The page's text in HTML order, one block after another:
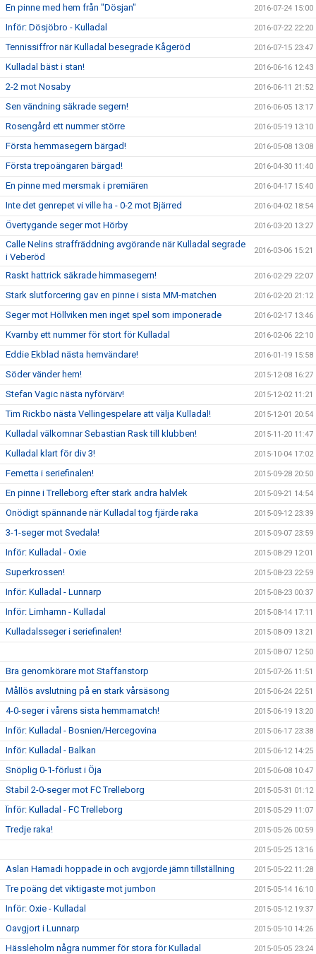
En pinne med hem från "Dösjan" 2016-07-24 15:00
Inför: Dösjöbro - Kulladal 2016-07-22 22:20
Tennissiffror när Kulladal besegrade Kågeröd 2016-07-15 23:47
Kulladal bäst i stan! 2016-06-16 12:43
2-2 mot Nosaby 2016-06-11 21:52
Sen vändning säkrade segern! 2016-06-05 13:17
Rosengård ett nummer större 2016-05-19 13:10
Första hemmasegern bärgad! 2016-05-08 13:08
Första trepoängaren bärgad! 2016-04-30 11:40
En pinne med mersmak i premiären 2016-04-17 15:40
Inte det genrepet vi ville ha - 0-2 mot Bjärred 2016-04-02 18:54
Övertygande seger mot Hörby 2016-03-20 13:27
Calle Nelins straffräddning avgörande när Kulladal segrade
i Veberöd
2016-03-06 15:21
Raskt hattrick säkrade himmasegern! 2016-02-29 22:07
Stark slutforcering gav en pinne i sista MM-matchen 2016-02-20 21:12
Seger mot Höllviken men inget spel som imponerade 2016-02-17 13:46
Kvarnby ett nummer för stort för Kulladal 2016-02-06 22:10
Eddie Ekblad nästa hemvändare! 2016-01-19 15:58
Söder vänder hem! 2015-12-08 16:27
Stefan Vagic nästa nyförvärv! 2015-12-02 11:21
Tim Rickbo nästa Vellingespelare att välja Kulladal! 2015-12-01 20:54
Kulladal välkomnar Sebastian Rask till klubben! 2015-11-20 11:47
Kulladal klart för div 3! 2015-10-04 17:02
Femetta i seriefinalen! 2015-09-28 20:50
En pinne i Trelleborg efter stark andra halvlek 2015-09-21 14:54
Onödigt spännande när Kulladal tog fjärde raka 2015-09-12 23:39
3-1-seger mot Svedala! 2015-09-07 23:59
Inför: Kulladal - Oxie 2015-08-29 12:01
Superkrossen! 2015-08-23 22:59
Inför: Kulladal - Lunnarp 2015-08-23 00:37
Inför: Limhamn - Kulladal 2015-08-14 17:11
Kulladalsseger i seriefinalen! 2015-08-09 13:21
2015-08-07 12:50
Bra genomkörare mot Staffanstorp 2015-07-26 11:51
Mållös avslutning på en stark vårsäsong 2015-06-24 22:51
4-0-seger i vårens sista hemmamatch! 2015-06-19 13:20
Inför: Kulladal - Bosnien/Hercegovina 2015-06-17 23:38
Inför: Kulladal - Balkan 2015-06-12 14:25
Snöplig 0-1-förlust i Öja 2015-06-08 10:47
Stabil 2-0-seger mot FC Trelleborg 2015-05-31 01:12
Ïnför: Kulladal - FC Trelleborg 2015-05-29 11:07
Tredje raka! 2015-05-26 00:59
2015-05-25 13:16
Aslan Hamadi hoppade in och avgjorde jämn tillställning 2015-05-22 11:28
Tre poäng det viktigaste mot jumbon 2015-05-14 16:10
Inför: Oxie - Kulladal 2015-05-12 19:37
Oavgjort i Lunnarp 2015-05-10 14:26
Hässleholm några nummer för stora för Kulladal 2015-05-05 23:24